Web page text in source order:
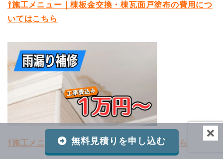
⇧施工メニュー｜棟板金交換・棟瓦面戸塗布の費用につ
いてはこちら
⇧施工メニュー｜雨漏り修理費用ついてはこちら
無料見積りを申し込む